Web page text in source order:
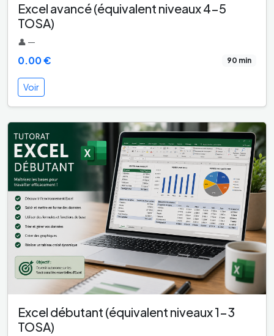
Excel avancé (équivalent niveaux 4-5
TOSA)
👤 —
0.00 € 90 min
Voir
Excel débutant (équivalent niveaux 1-3
TOSA)